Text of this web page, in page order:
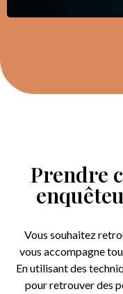
Prendre
Vous souhaitez
vous accompagne
En utilisant des
pour retrouver des